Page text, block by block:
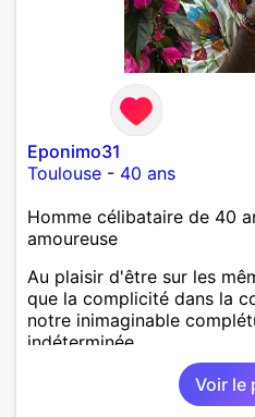
Eponimo31
Toulouse - 40 ans
Homme célibataire de 40
amoureuse
Au plaisir d'être sur les
que la complicité dans la
notre inimaginable
indéterminée....
Voir le